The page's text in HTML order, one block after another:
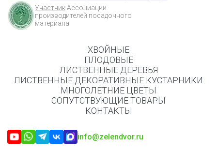
УчастникАссоциации
производителей посадочного
материала
ХВОЙНЫЕ
ПЛОДОВЫЕ
ЛИСТВЕННЫЕ ДЕРЕВЬЯ
ЛИСТВЕННЫЕ ДЕКОРАТИВНЫЕ КУСТАРНИКИ
МНОГОЛЕТНИЕ ЦВЕТЫ
СОПУТСТВУЮЩИЕ ТОВАРЫ
КОНТАКТЫ
info@zelendvor.ru